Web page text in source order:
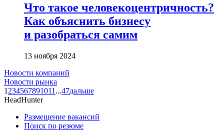
Что такое человеко­центричность?
Как объяснить бизнесу
и разобраться самим
13 ноября 2024
Новости компаний
Новости рынка
1 234567891011 ...47дальше
HeadHunter
Размещение вакансий
Поиск по резюме